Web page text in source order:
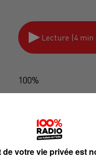
Lecture (4 min
100%
de votre vie privée est